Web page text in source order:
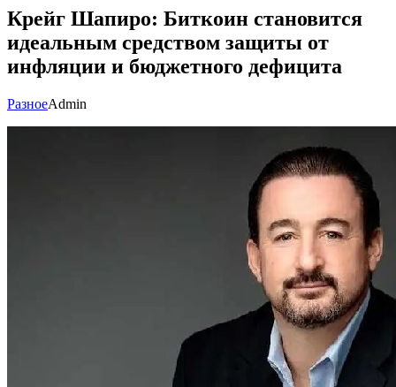
Крейг Шапиро: Биткоин становится
идеальным средством защиты от
инфляции и бюджетного дефицита
РазноеAdmin